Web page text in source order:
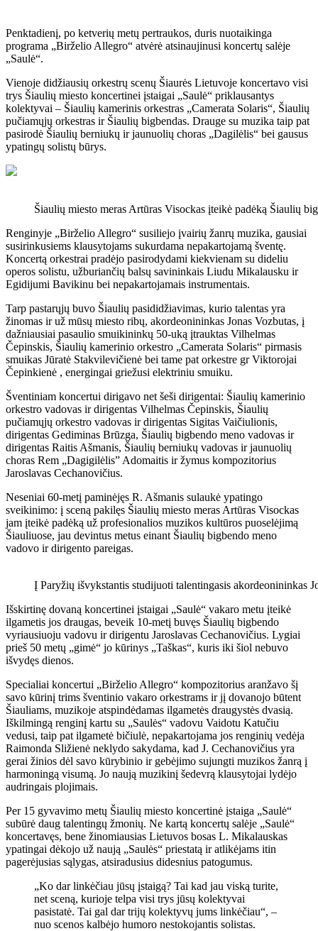
Penktadienį, po ketverių metų pertraukos, duris nuotaikinga
programa „Birželio Allegro“ atvėrė atsinaujinusi koncertų salėje
„Saulė“.
Vienoje didžiausių orkestrų scenų Šiaurės Lietuvoje koncertavo visi
trys Šiaulių miesto koncertinei įstaigai „Saulė“ priklausantys
kolektyvai – Šiaulių kamerinis orkestras „Camerata Solaris“, Šiaulių
pučiamųjų orkestras ir Šiaulių bigbendas. Drauge su muzika taip pat
pasirodė Šiaulių berniukų ir jaunuolių choras „Dagilėlis“ bei gausus
ypatingų solistų būrys.
Šiaulių miesto meras Artūras Visockas įteikė padėką Šiaulių
Renginyje „Birželio Allegro“ susiliejo įvairių žanrų muzika, gausiai
susirinkusiems klausytojams sukurdama nepakartojamą šventę.
Koncertą orkestrai pradėjo pasirodydami kiekvienam su dideliu
operos solistu, užburiančių balsų savininkais Liudu Mikalausku ir
Egidijumi Bavikinu bei nepakartojamais instrumentais.
Tarp pastarųjų buvo Šiaulių pasididžiavimas, kurio talentas yra
žinomas ir už mūsų miesto ribų, akordeonininkas Jonas Vozbutas, į
dažniausiai pasaulio smuikininkų 50-uką įtrauktas Vilhelmas
Čepinskis, Šiaulių kamerinio orkestro „Camerata Solaris“ pirmasis
smuikas Jūratė Stakvilevičienė bei tame pat orkestre gr Viktorojai
Čepinkienė , energingai griežusi elektriniu smuiku.
Šventiniam koncertui dirigavo net šeši dirigentai: Šiaulių kamerinio
orkestro vadovas ir dirigentas Vilhelmas Čepinskis, Šiaulių
pučiamųjų orkestro vadovas ir dirigentas Sigitas Vaičiulionis,
dirigentas Gediminas Brūzga, Šiaulių bigbendo meno vadovas ir
dirigentas Raitis Ašmanis, Šiaulių berniukų vadovas ir jaunuolių
choras Rem „Dagigilėlis” Adomaitis ir žymus kompozitorius
Jaroslavas Cechanovičius.
Neseniai 60-metį paminėjęs R. Ašmanis sulaukė ypatingo
sveikinimo: į sceną pakilęs Šiaulių miesto meras Artūras Visockas
jam įteikė padėką už profesionalios muzikos kultūros puoselėjimą
Šiauliuose, jau devintus metus einant Šiaulių bigbendo meno
vadovo ir dirigento pareigas.
Į Paryžių išvykstantis studijuoti talentingasis akordeonininkas
Išskirtinę dovaną koncertinei įstaigai „Saulė“ vakaro metu įteikė
ilgametis jos draugas, beveik 10-metį buvęs Šiaulių bigbendo
vyriausiuoju vadovu ir dirigentu Jaroslavas Cechanovičius. Lygiai
prieš 50 metų „gimė“ jo kūrinys „Taškas“, kuris iki šiol nebuvo
išvydęs dienos.
Specialiai koncertui „Birželio Allegro“ kompozitorius aranžavo šį
savo kūrinį trims šventinio vakaro orkestrams ir jį dovanojo būtent
Šiauliams, muzikoje atspindėdamas ilgametės draugystės dvasią.
Iškilmingą renginį kartu su „Saulės“ vadovu Vaidotu Katučiu
vedusi, taip pat ilgametė bičiulė, nepakartojama jos renginių vedėja
Raimonda Sližienė neklydo sakydama, kad J. Cechanovičius yra
gerai žinios dėl savo kūrybinio ir gebėjimo sujungti muzikos žanrą į
harmoningą visumą. Jo naują muzikinį šedevrą klausytojai lydėjo
audringais plojimais.
Per 15 gyvavimo metų Šiaulių miesto koncertinė įstaiga „Saulė“
subūrė daug talentingų žmonių. Ne kartą koncertų salėje „Saulė“
koncertavęs, bene žinomiausias Lietuvos bosas L. Mikalauskas
ypatingai dėkojo už naują „Saulės“ priestatą ir atlikėjams itin
pagerėjusias sąlygas, atsiradusius didesnius patogumus.
„Ko dar linkėčiau jūsų įstaigą? Tai kad jau viską turite,
net sceną, kurioje telpa visi trys jūsų kolektyvai
pasistatė. Tai gal dar trijų kolektyvų jums linkėčiau“, –
nuo ​​scenos kalbėjo humoro nestokojantis solistas.